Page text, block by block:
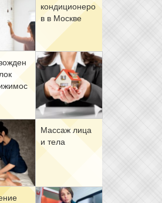
кон­ди­ци­о­не­ро
в в Москве
Мас­саж ли­ца
и те­ла